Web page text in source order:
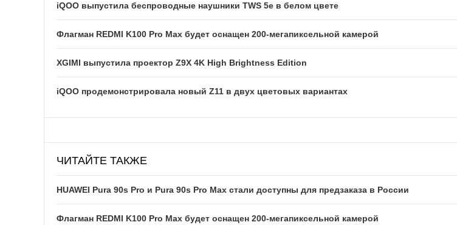
iQOO выпустила беспроводные наушники TWS 5e в белом цвете
Флагман REDMI K100 Pro Max будет оснащен 200-мегапиксельной камерой
XGIMI выпустила проектор Z9X 4K High Brightness Edition
iQOO продемонстрировала новый Z11 в двух цветовых вариантах
ЧИТАЙТЕ ТАКЖЕ
HUAWEI Pura 90s Pro и Pura 90s Pro Max стали доступны для предзаказа в России
Флагман REDMI K100 Pro Max будет оснащен 200-мегапиксельной камерой